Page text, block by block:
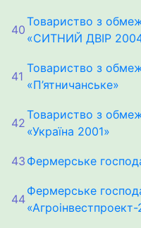
40
Товариство з
«СИТНИЙ ДВІР
41
Товариство з
«П’ятничанське»
42
Товариство з
«Україна 2001»
43 Фермерське
44
Фермерське